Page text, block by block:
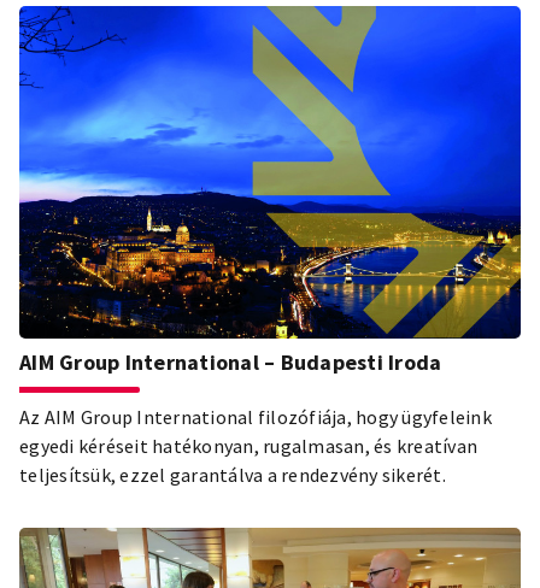
AIM Group International – Budapesti Iroda
Az AIM Group International filozófiája, hogy ügyfeleink
egyedi kéréseit hatékonyan, rugalmasan, és kreatívan
teljesítsük, ezzel garantálva a rendezvény sikerét.